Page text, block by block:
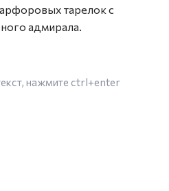
тарелок с
адмирала.
нажмите ctrl+enter